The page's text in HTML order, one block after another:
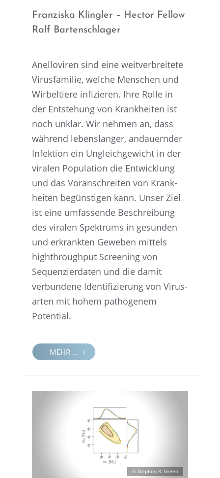
Franziska Klingler – Hector Fellow
Ralf Bartenschlager
Anello­vi­ren sind eine weitver­brei­tete
Virus­fa­mi­lie, welche Menschen und
Wirbel­tiere infizie­ren. Ihre Rolle in
der Entste­hung von Krank­hei­ten ist
noch unklar. Wir nehmen an, dass
während lebens­lan­ger, andau­ern­der
Infek­tion ein Ungleich­ge­wicht in der
viralen Popula­tion die Entwick­lung
und das Voran­schrei­ten von Krank­
hei­ten begüns­ti­gen kann. Unser Ziel
ist eine umfas­sende Beschrei­bung
des viralen Spektrums in gesun­den
und erkrank­ten Geweben mittels
highth­rough­put Scree­ning von
Sequen­zier­da­ten und die damit
verbun­dene Identi­fi­zie­rung von Virus­
ar­ten mit hohem patho­ge­nem
Potential.
MEHR ...
© Stephen R. Green